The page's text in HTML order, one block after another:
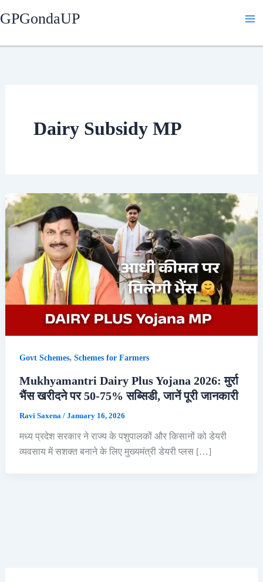
to
GPGondaUP
Dairy Subsidy MP
Govt Schemes, Schemes for Farmers
Mukhyamantri Dairy Plus Yojana 2026: मुर्रा
भैंस खरीदने पर 50-75% सब्सिडी, जानें पूरी जानकारी
Ravi Saxena / January 16, 2026
मध्य प्रदेश सरकार ने राज्य के पशुपालकों और किसानों को डेयरी
व्यवसाय में सशक्त बनाने के लिए मुख्यमंत्री डेयरी प्लस […]